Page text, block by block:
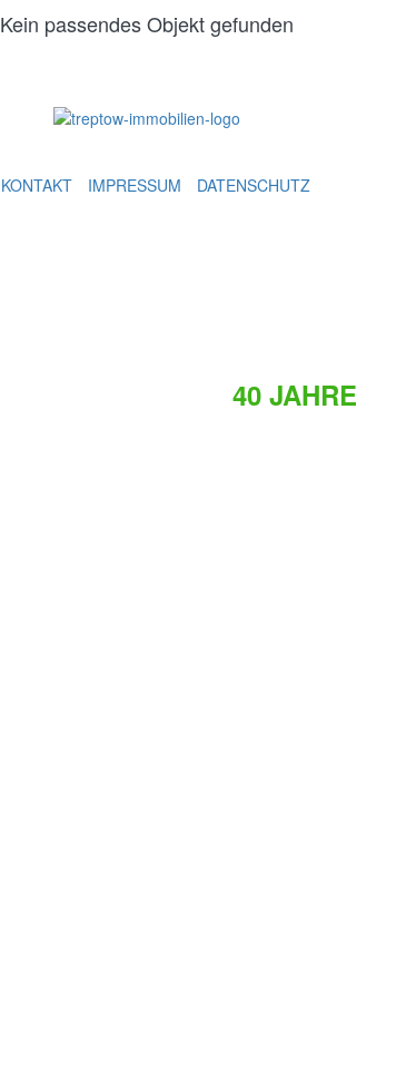
Kein passendes Objekt gefunden
KONTAKT IMPRESSUM DATENSCHUTZ
40 JAHRE